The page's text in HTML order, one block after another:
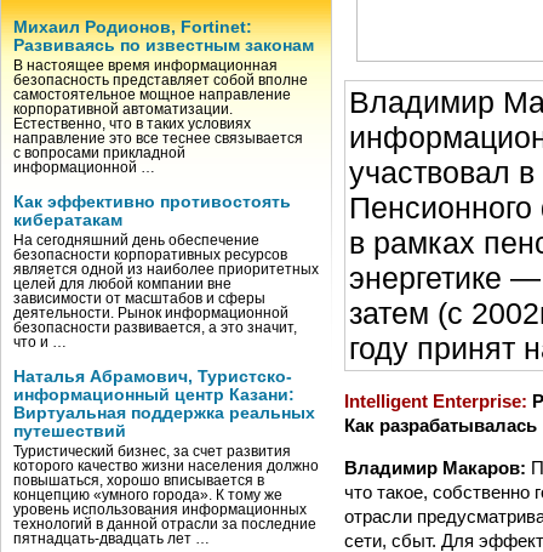
Михаил Родионов, Fortinet:
Развиваясь по известным законам
В настоящее время информационная
безопасность представляет собой вполне
самостоятельное мощное направление
корпоративной автоматизации.
Естественно, что в таких условиях
направление это все теснее связывается
с вопросами прикладной
информационной …
Как эффективно противостоять
кибератакам
На сегодняшний день обеспечение
безопасности корпоративных ресурсов
является одной из наиболее приоритетных
целей для любой компании вне
зависимости от масштабов и сферы
деятельности. Рынок информационной
безопасности развивается, а это значит,
что и …
Наталья Абрамович, Туристско-
информационный центр Казани:
Виртуальная поддержка реальных
путешествий
Туристический бизнес, за счет развития
которого качество жизни населения должно
повышаться, хорошо вписывается в
концепцию «умного города». К тому же
уровень использования информационных
технологий в данной отрасли за последние
пятнадцать-двадцать лет …
Владимир
участвовал
в рамках
энергетике
затем (с
году принят
Intelligent Enterprise:
Как
Владимир Макаров:
что такое,
отрасли
сети, сбыт. Для